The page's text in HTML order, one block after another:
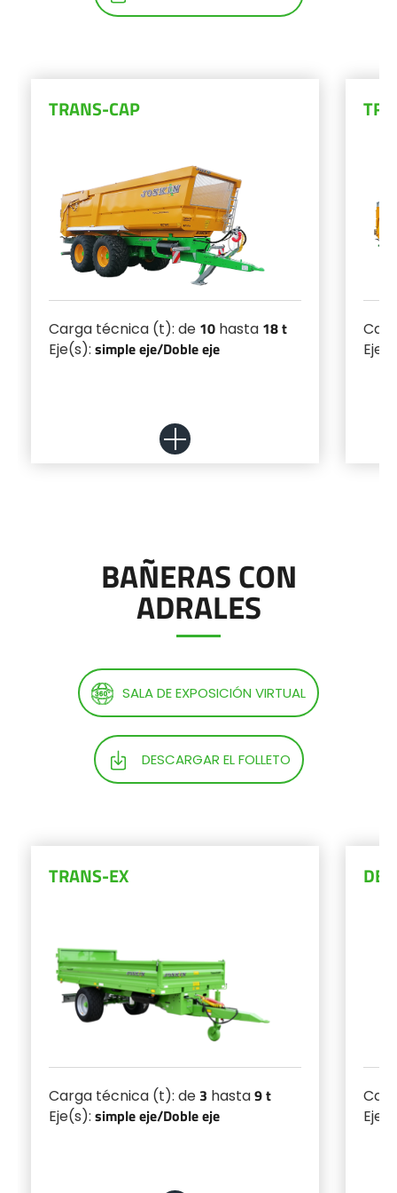
Slovenija
Lietuvių kalba
Česká republika
Srpski
ελληνικά
한국의
日本語
中文
TRANS-CAP
Carga técnica (t): de 10 hasta 18 t
Eje(s): simple eje/Doble eje
Más información
BAÑERAS CON
ADRALES
SALA DE EXPOSICIÓN VIRTUAL
DESCARGAR EL FOLLETO
TRANS-EX
Carga técnica (t): de 3 hasta9 t
Eje(s): simple eje/Doble eje